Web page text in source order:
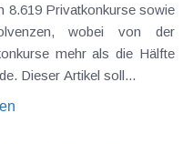
8.619 Privatkonkurse sowie
wobei von der
mehr als die Hälfte
Dieser Artikel soll...